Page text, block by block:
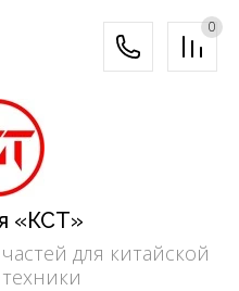
0
«КСТ»
для китайской